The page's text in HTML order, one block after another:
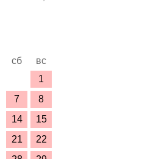
сб
вс
1
7
8
14
15
21
22